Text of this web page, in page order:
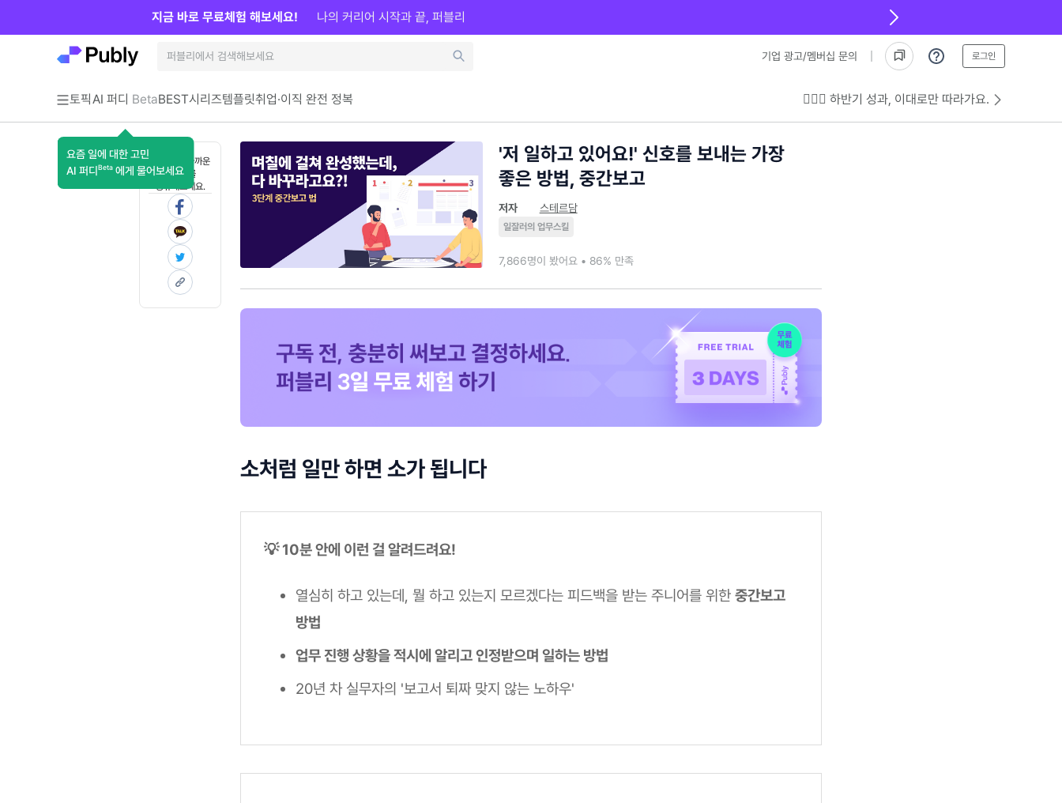
기업 광고/멤버십 문의 로그인
토픽AI 퍼디 Beta
요즘 일에 대한 고민
AI 퍼디 Beta 에게 물어보세요
BEST시리즈템플릿취업·이직 완전 정복 💁🏻‍♂️ 하반기 성과, 이대로만 따라가요.
지금 바로 무료체험 해보세요! 나의 커리어 시작과 끝, 퍼블리
혼자 보기 아까운
콘텐츠를
공유해보세요.
'저 일하고 있어요!' 신호를 보내는 가장
좋은 방법, 중간보고
저자 스테르담
일잘러의 업무스킬
7,866명이 봤어요 • 86% 만족
소처럼 일만 하면 소가 됩니다
💡 10분 안에 이런 걸 알려드려요!
열심히 하고 있는데, 뭘 하고 있는지 모르겠다는 피드백을 받는 주니어를 위한 중간보고
방법
업무 진행 상황을 적시에 알리고 인정받으며 일하는 방법
20년 차 실무자의 '보고서 퇴짜 맞지 않는 노하우'